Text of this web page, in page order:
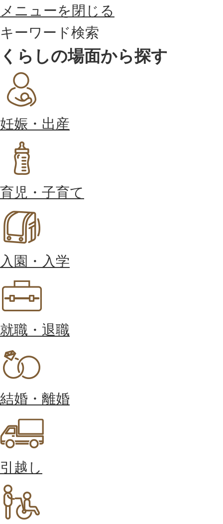
メニューを閉じる
キーワード検索
くらしの場面から探す
妊娠・出産
育児・子育て
入園・入学
就職・退職
結婚・離婚
引越し